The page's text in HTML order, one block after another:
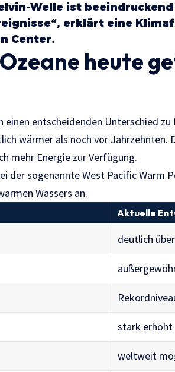
Welle ist
erklärt eine
Center.
heute
einen entscheidenden Unterschied
wärmer als noch vor Jahrzehnten.
mehr Energie zur Verfügung.
der sogenannte West Pacific Warm
Wassers an.
Aktuelle
deutlich
stark erhöht
weltweit